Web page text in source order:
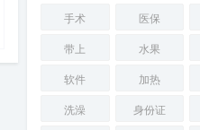
手术 医保
带上
水果
软件
加热
洗澡
身份证